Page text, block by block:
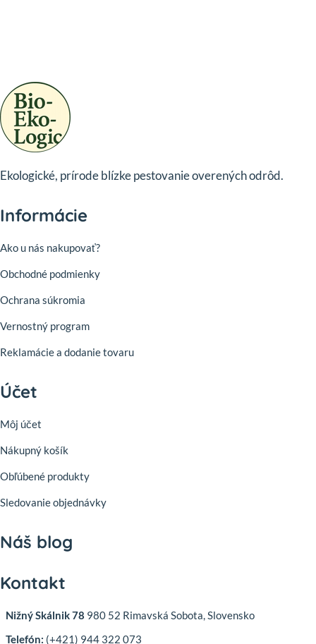
Ekologické, prírode blízke pestovanie overených odrôd.
Informácie
Ako u nás nakupovať?
Obchodné podmienky
Ochrana súkromia
Vernostný program
Reklamácie a dodanie tovaru
Účet
Môj účet
Nákupný košík
Obľúbené produkty
Sledovanie objednávky
Náš blog
Kontakt
Nižný Skálnik 78 980 52 Rimavská Sobota, Slovensko
Telefón: (+421) 944 322 073